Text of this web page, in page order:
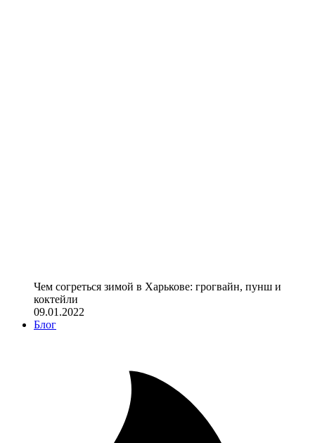
Чем согреться зимой в Харькове: грогвайн, пунш и
коктейли
09.01.2022
Блог